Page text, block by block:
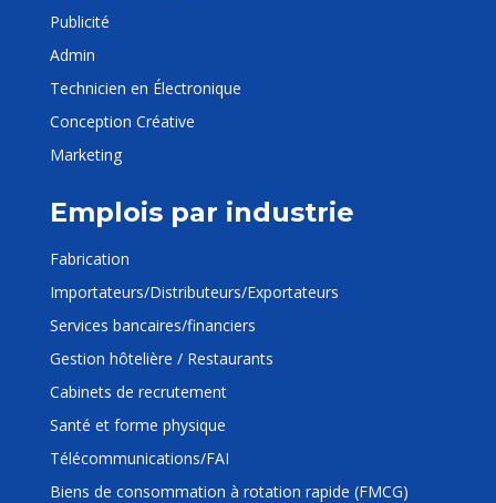
Publicité
Admin
Technicien en Électronique
Conception Créative
Marketing
Emplois par industrie
Fabrication
Importateurs/Distributeurs/Exportateurs
Services bancaires/financiers
Gestion hôtelière / Restaurants
Cabinets de recrutement
Santé et forme physique
Télécommunications/FAI
Biens de consommation à rotation rapide (FMCG)